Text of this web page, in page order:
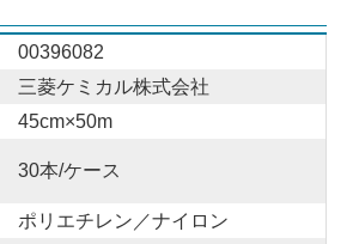
00396082
三菱ケミカル株式会社
45cm×50m
30本/ケース
ポリエチレン／ナイロン